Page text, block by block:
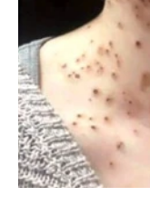
zlo a boží stvoření